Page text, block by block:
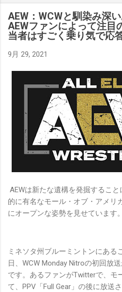
でタイトルを防衛します。PPVで
にROH Women's TV 王座の防衛
では、リー・モリアーティーが
Proving Groundの試合でウィーラ
で引き分けたので、チャンピオン
AEW：WCWと馴染み深
AEWファンによって注目
当者はすごく乗り気で応
9月 29, 2021
AEWは新たな遺構を発掘するこ
的に有名なモール・オブ・アメリ
にオープンな姿勢を見せています。
ミネソタ州ブルーミントンにある
日、WCW Monday Nitroの初回放
です。あるファンがTwitterで、モ
て、PPV「Full Gear」の後に放送